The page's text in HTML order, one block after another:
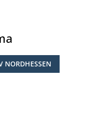
NORDHESSEN